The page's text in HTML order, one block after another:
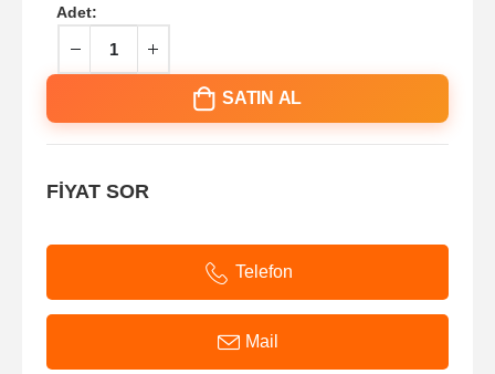
Adet:
SATIN AL
FİYAT SOR
Telefon
Mail